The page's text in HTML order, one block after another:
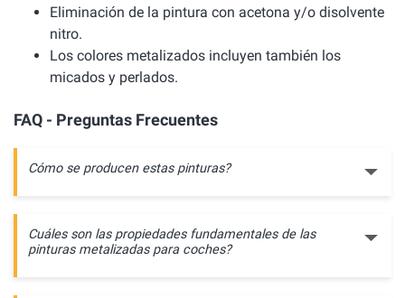
Eliminación de la pintura con acetona y/o disolvente
nitro.
Los colores metalizados incluyen también los
micados y perlados.
FAQ - Preguntas Frecuentes
Cómo se producen estas pinturas?
Cuáles son las propiedades fundamentales de las
pinturas metalizadas para coches?